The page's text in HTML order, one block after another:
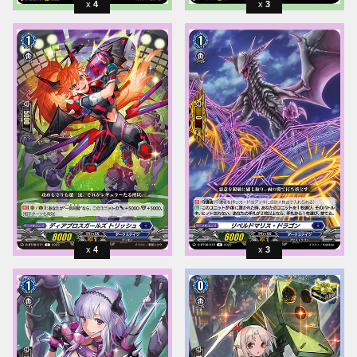
4 3
4 3